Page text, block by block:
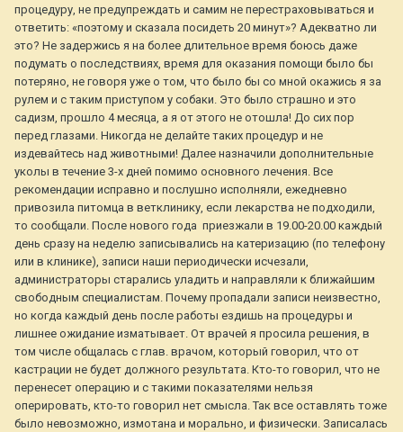
процедуру, не предупреждать и самим не перестраховываться и
ответить: «поэтому и сказала посидеть 20 минут»? Адекватно ли
это? Не задержись я на более длительное время боюсь даже
подумать о последствиях, время для оказания помощи было бы
потеряно, не говоря уже о том, что было бы со мной окажись я за
рулем и с таким приступом у собаки. Это было страшно и это
садизм, прошло 4 месяца, а я от этого не отошла! До сих пор
перед глазами. Никогда не делайте таких процедур и не
издевайтесь над животными! Далее назначили дополнительные
уколы в течение 3-х дней помимо основного лечения. Все
рекомендации исправно и послушно исполняли, ежедневно
привозила питомца в ветклинику, если лекарства не подходили,
то сообщали. После нового года приезжали в 19.00-20.00 каждый
день сразу на неделю записывались на катеризацию (по телефону
или в клинике), записи наши периодически исчезали,
администраторы старались уладить и направляли к ближайшим
свободным специалистам. Почему пропадали записи неизвестно,
но когда каждый день после работы ездишь на процедуры и
лишнее ожидание изматывает. От врачей я просила решения, в
том числе общалась с глав. врачом, который говорил, что от
кастрации не будет должного результата. Кто-то говорил, что не
перенесет операцию и с такими показателями нельзя
оперировать, кто-то говорил нет смысла. Так все оставлять тоже
было невозможно, измотана и морально, и физически. Записалась